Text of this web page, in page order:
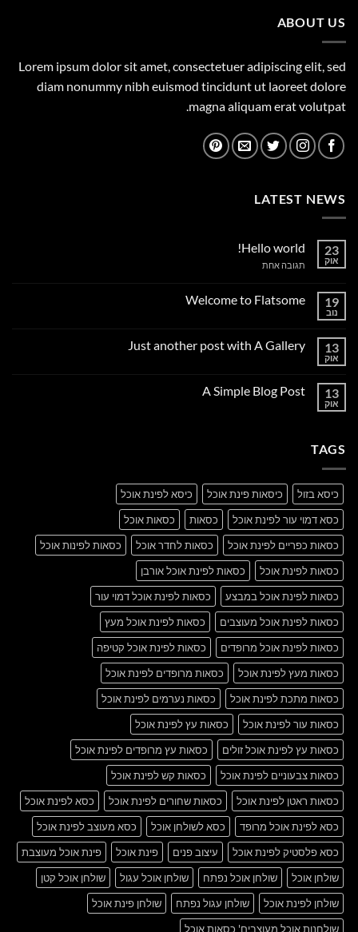
ABOUT US
Lorem ipsum dolor sit amet, consectetuer adipiscing elit, sed
diam nonummy nibh euismod tincidunt ut laoreet dolore
magna aliquam erat volutpat.
LATEST NEWS
23
אוק
Hello world!
תגובה אחתעל
19
נוב
Welcome to Flatsome
Welcome
13
אוק
Just another post with A Gallery
Just
13
אוק
A Simple Blog Post
TAGS
כיסא בזול כיסאות פינת אוכל
כיסא לפינת אוכל
כסא דמוי עור לפינת אוכל
כסאות
כסאות אוכל
כסאות כפריים לפינת אוכל
כסאות לחדר אוכל
כסאות לפינות אוכל
כסאות לפינת אוכל
כסאות לפינת אוכל אורבן
כסאות לפינת אוכל במבצע
כסאות לפינת אוכל דמוי עור
כסאות לפינת אוכל מעוצבים
כסאות לפינת אוכל מעץ
כסאות לפינת אוכל מרופדים
כסאות לפינת אוכל קטיפה
כסאות מעץ לפינת אוכל
כסאות מרופדים לפינת אוכל
כסאות מתכת לפינת אוכל
כסאות נערמים לפינת אוכל
כסאות עור לפינת אוכל
כסאות עץ לפינת אוכל
כסאות עץ לפינת אוכל זולים
כסאות עץ מרופדים לפינת אוכל
כסאות צבעוניים לפינת אוכל
כסאות קש לפינת אוכל
כסאות ראטן לפינת אוכל
כסאות שחורים לפינת אוכל
כסא לפינת אוכל
כסא לפינת אוכל מרופד
כסא לשולחן אוכל
כסא מעוצב לפינת אוכל
כסא פלסטיק לפינת אוכל
עיצוב פנים פינת אוכל
פינת אוכל מעוצבת
שולחן אוכל
שולחן אוכל נפתח שולחן אוכל עגול
שולחן אוכל קטן
שולחן לפינת אוכל
שולחן עגול נפתח
שולחן פינת אוכל
שולחנות אוכל מעוצבים' כסאות אוכל